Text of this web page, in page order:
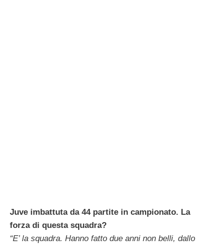
Juve imbattuta da 44 partite in campionato. La
forza di questa squadra?
“E’ la squadra. Hanno fatto due anni non belli, dallo